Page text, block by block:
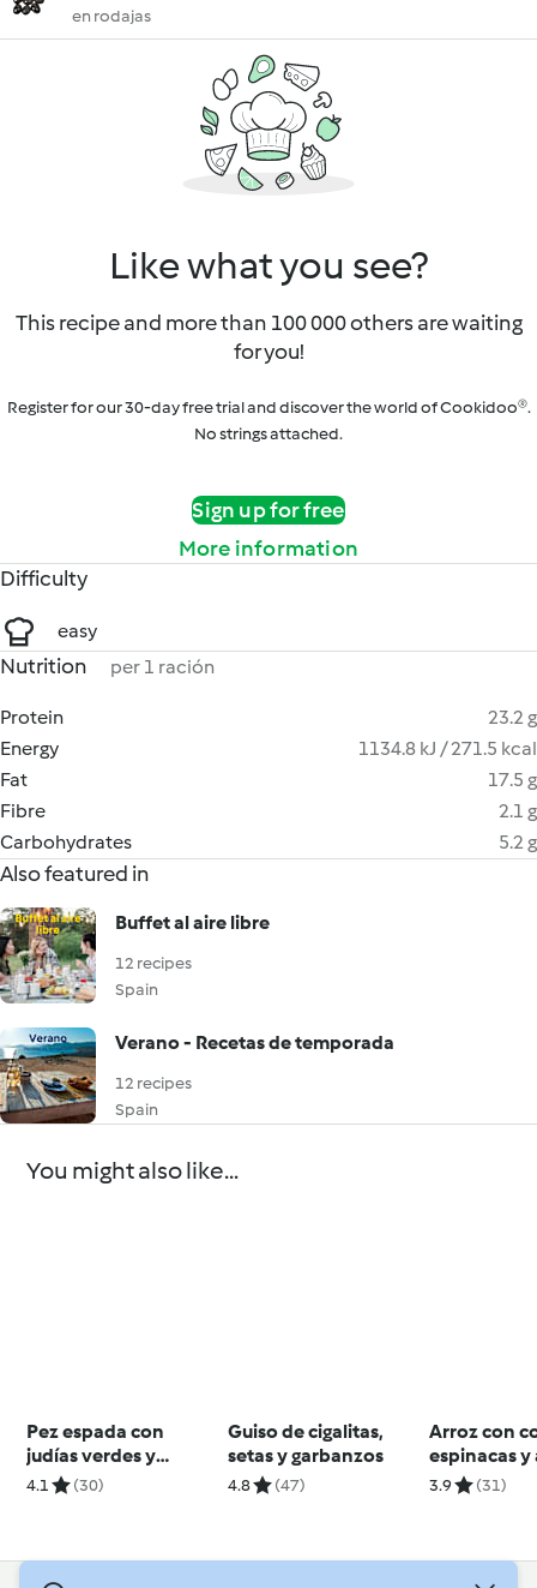
en rodajas
Like what you see?
This recipe and more than 100 000 others are waiting
for you!
Register for our 30-day free trial and discover the world of Cookidoo®.
No strings attached.
Sign up for free
More information
Difficulty
easy
Nutrition per 1 ración
Protein
23.2 g
Energy
1134.8 kJ / 271.5 kcal
Fat
17.5 g
Fibre
2.1 g
Carbohydrates
5.2 g
Also featured in
Buffet al aire libre
12 recipes
Spain
Verano - Recetas de temporada
12 recipes
Spain
You might also like...
Pez espada con
judías verdes y
aceitunas
4.1 (30)
Guiso de cigalitas,
setas y garbanzos
4.8 (47)
Arroz con
espinacas y
3.9 (31)